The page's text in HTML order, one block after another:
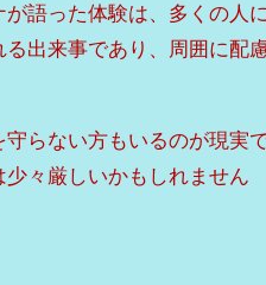
語った体験は、多くの人
出来事であり、周囲に配
らない方もいるのが現実
々厳しいかもしれません